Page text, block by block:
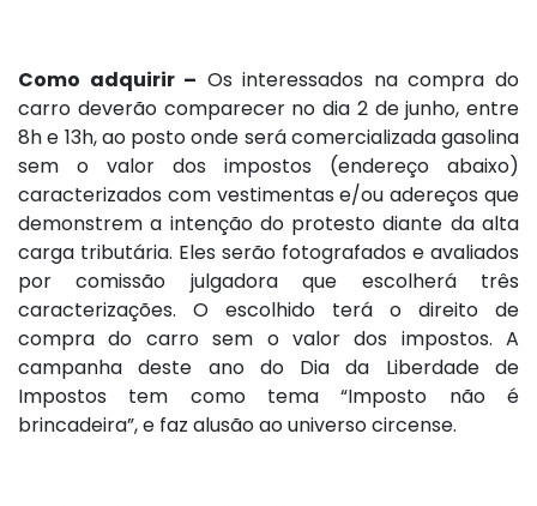
Como adquirir – Os interessados na compra do
carro deverão comparecer no dia 2 de junho, entre
8h e 13h, ao posto onde será comercializada gasolina
sem o valor dos impostos (endereço abaixo)
caracterizados com vestimentas e/ou adereços que
demonstrem a intenção do protesto diante da alta
carga tributária. Eles serão fotografados e avaliados
por comissão julgadora que escolherá três
caracterizações. O escolhido terá o direito de
compra do carro sem o valor dos impostos. A
campanha deste ano do Dia da Liberdade de
Impostos tem como tema “Imposto não é
brincadeira”, e faz alusão ao universo circense.